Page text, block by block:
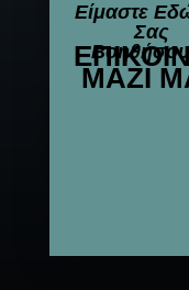
Είμαστε
Σας
ΜΑΖΊ